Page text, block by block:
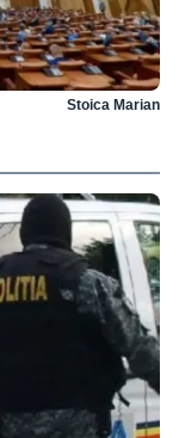
Stoica Marian